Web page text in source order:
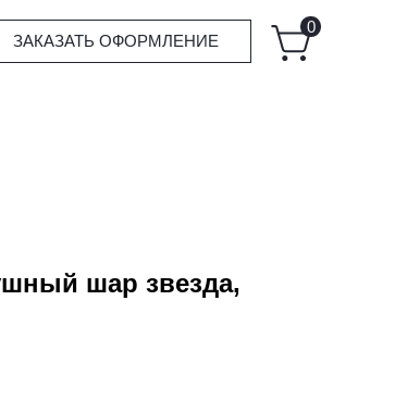
ЗАКАЗАТЬ ОФОРМЛЕНИЕ
0
шар звезда,